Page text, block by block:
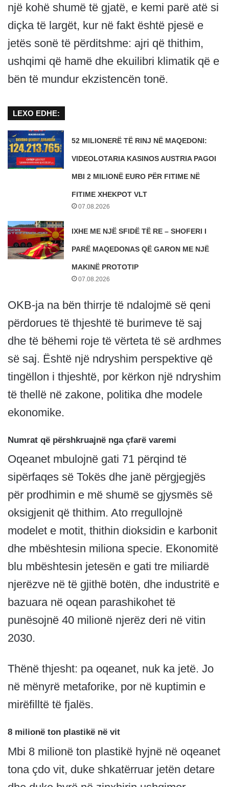
një kohë shumë të gjatë, e kemi parë atë si
diçka të largët, kur në fakt është pjesë e
jetës sonë të përditshme: ajri që thithim,
ushqimi që hamë dhe ekuilibri klimatik që e
bën të mundur ekzistencën tonë.
LEXO EDHE:
52 MILIONERË TË RINJ NË MAQEDONI:
VIDEOLOTARIA KASINOS AUSTRIA PAGOI
MBI 2 MILIONË EURO PËR FITIME NË
FITIME XHEKPOT VLT
07.08.2026
IXHE ME NJË SFIDË TË RE – SHOFERI I
PARË MAQEDONAS QË GARON ME NJË
MAKINË PROTOTIP
07.08.2026
OKB-ja na bën thirrje të ndalojmë së qeni
përdorues të thjeshtë të burimeve të saj
dhe të bëhemi roje të vërteta të së ardhmes
së saj. Është një ndryshim perspektive që
tingëllon i thjeshtë, por kërkon një ndryshim
të thellë në zakone, politika dhe modele
ekonomike.
Numrat që përshkruajnë nga çfarë varemi
Oqeanet mbulojnë gati 71 përqind të
sipërfaqes së Tokës dhe janë përgjegjës
për prodhimin e më shumë se gjysmës së
oksigjenit që thithim. Ato rregullojnë
modelet e motit, thithin dioksidin e karbonit
dhe mbështesin miliona specie. Ekonomitë
blu mbështesin jetesën e gati tre miliardë
njerëzve në të gjithë botën, dhe industritë e
bazuara në oqean parashikohet të
punësojnë 40 milionë njerëz deri në vitin
2030.
Thënë thjesht: pa oqeanet, nuk ka jetë. Jo
në mënyrë metaforike, por në kuptimin e
mirëfilltë të fjalës.
8 milionë ton plastikë në vit
Mbi 8 milionë ton plastikë hyjnë në oqeanet
tona çdo vit, duke shkatërruar jetën detare